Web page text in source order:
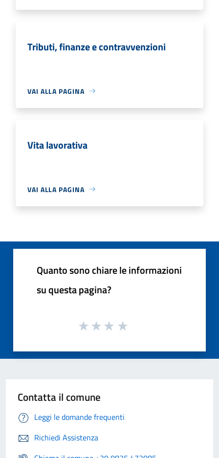
Tributi, finanze e contravvenzioni
VAI ALLA PAGINA
Vita lavorativa
VAI ALLA PAGINA
Quanto sono chiare le informazioni
su questa pagina?
Contatta il comune
Leggi le domande frequenti
Richiedi Assistenza